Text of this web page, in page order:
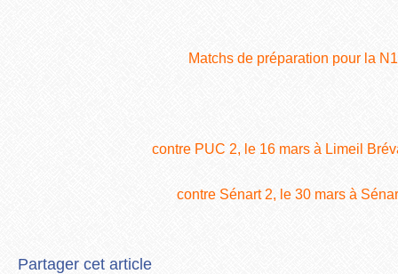
Matchs de préparation pour la N1
contre PUC 2, le 16 mars à Limeil
contre Sénart 2, le 30 mars à
Partager cet article